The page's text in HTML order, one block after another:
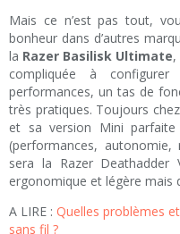
Mais ce n’est pas tout,
bonheur dans d’autres
la Razer Basilisk Ultimate,
compliquée à configurer
performances, un tas de
très pratiques. Toujours
et sa version Mini
(performances,
sera la Razer
ergonomique et légère mais
A LIRE : Quelles problèmes
sans fil ?